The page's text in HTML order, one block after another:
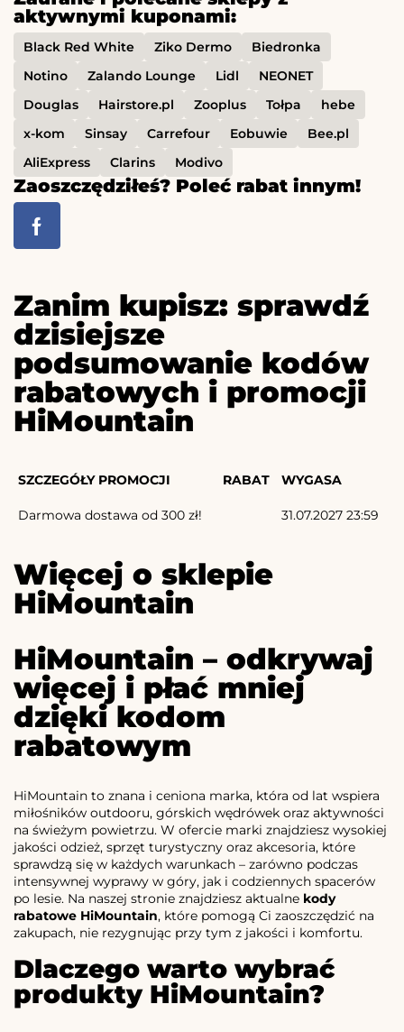
aktywnymi kuponami:
Black Red White Ziko Dermo
Biedronka
Notino
Zalando Lounge Lidl
NEONET
Douglas
Hairstore.pl Zooplus Tołpa
hebe
x-kom
Sinsay Carrefour Eobuwie
Bee.pl
AliExpress
Clarins Modivo
Zaoszczędziłeś? Poleć rabat innym!
Zanim kupisz: sprawdź
dzisiejsze
podsumowanie kodów
rabatowych i promocji
HiMountain
SZCZEGÓŁY PROMOCJI RABAT WYGASA
Darmowa dostawa od 300 zł! 31.07.2027 23:59
Więcej o sklepie
HiMountain
HiMountain – odkrywaj
więcej i płać mniej
dzięki kodom
rabatowym
HiMountain to znana i ceniona marka, która od lat wspiera
miłośników outdooru, górskich wędrówek oraz aktywności
na świeżym powietrzu. W ofercie marki znajdziesz wysokiej
jakości odzież, sprzęt turystyczny oraz akcesoria, które
sprawdzą się w każdych warunkach – zarówno podczas
intensywnej wyprawy w góry, jak i codziennych spacerów
po lesie. Na naszej stronie znajdziesz aktualne kody
rabatowe HiMountain, które pomogą Ci zaoszczędzić na
zakupach, nie rezygnując przy tym z jakości i komfortu.
Dlaczego warto wybrać
produkty HiMountain?